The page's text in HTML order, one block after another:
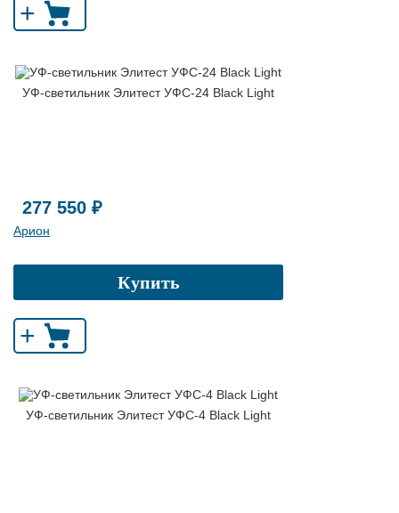
+
УФ-светильник Элитест УФС-24 Black Light
277 550 ₽
Арион
Купить
+
УФ-светильник Элитест УФС-4 Black Light